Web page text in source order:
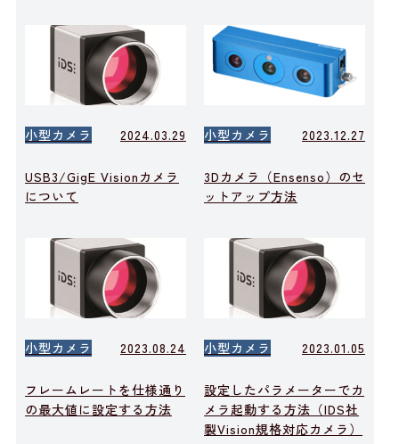
小型カメラ 2024.03.29
USB3/GigE Visionカメラ
について
小型カメラ 2023.12.27
3Dカメラ（Ensenso）のセ
ットアップ方法
小型カメラ 2023.08.24
フレームレートを仕様通り
の最大値に設定する方法
小型カメラ 2023.01.05
設定したパラメーターでカ
メラ起動する方法（IDS社
製Vision規格対応カメラ）